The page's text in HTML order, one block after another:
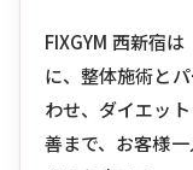
FIXGYM 西新宿
に、整体施術と
わせ、ダイエッ
善まで、お客様